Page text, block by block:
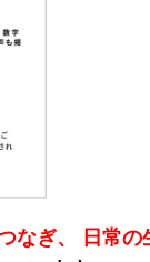
なぎ、
日常